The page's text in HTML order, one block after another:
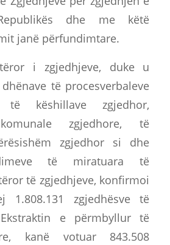
dhe me këtë
janë përfundimtare.
i zgjedhjeve, duke u
të procesverbaleve
këshillave zgjedhor,
zgjedhore, të
zgjedhor si dhe
të miratuara të
të zgjedhjeve, konfirmoi
1.808.131 zgjedhësve të
e përmbyllur të
kanë votuar 843.508